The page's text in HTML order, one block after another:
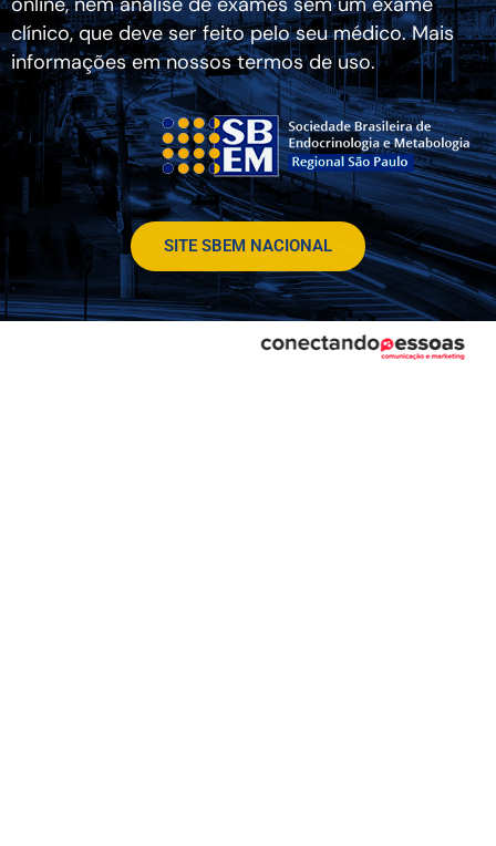
clínico, que deve ser feito pelo seu médico. Mais
informações em nossos termos de uso.
SITE SBEM NACIONAL